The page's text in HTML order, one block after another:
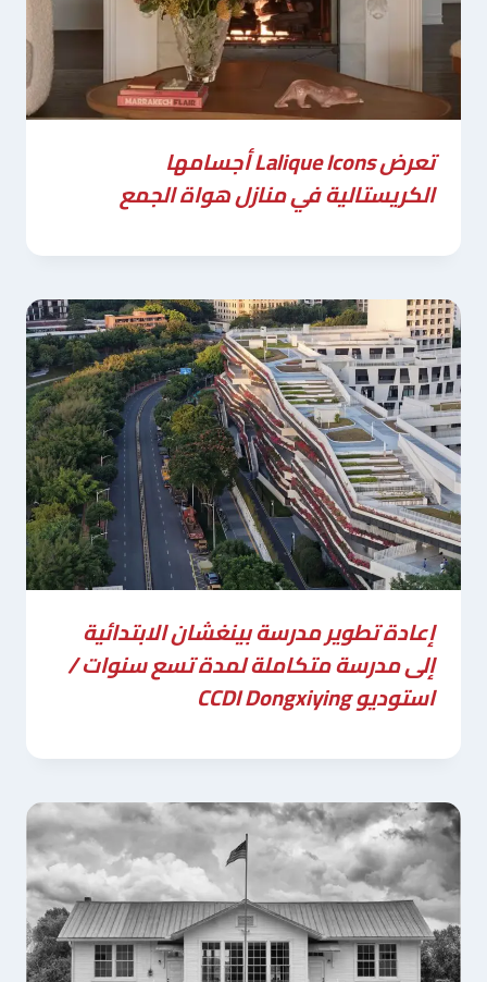
تعرض Lalique Icons أجسامها
الكريستالية في منازل هواة الجمع
إعادة تطوير مدرسة بينغشان الابتدائية
إلى مدرسة متكاملة لمدة تسع سنوات /
استوديو CCDI Dongxiying